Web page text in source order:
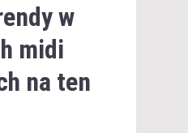
w
midi
na ten